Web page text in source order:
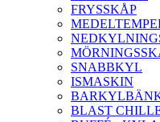
FRYSSKÅP
SNABBKYL
ISMASKIN
BLAST